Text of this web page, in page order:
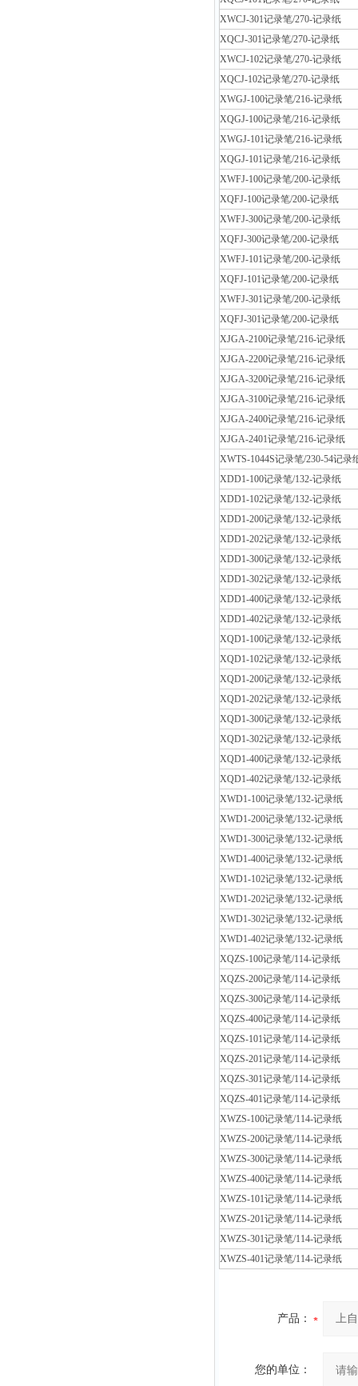
XWCJ-301记录笔/270-记录纸
XQCJ-301记录笔/270-记录纸
XWCJ-102记录笔/270-记录纸
XQCJ-102记录笔/270-记录纸
XWGJ-100记录笔/216-记录纸
XQGJ-100记录笔/216-记录纸
XWGJ-101记录笔/216-记录纸
XQGJ-101记录笔/216-记录纸
XWFJ-100记录笔/200-记录纸
XQFJ-100记录笔/200-记录纸
XWFJ-300记录笔/200-记录纸
XQFJ-300记录笔/200-记录纸
XWFJ-101记录笔/200-记录纸
XQFJ-101记录笔/200-记录纸
XWFJ-301记录笔/200-记录纸
XQFJ-301记录笔/200-记录纸
XJGA-2100记录笔/216-记录纸
XJGA-2200记录笔/216-记录纸
XJGA-3200记录笔/216-记录纸
XJGA-3100记录笔/216-记录纸
XJGA-2400记录笔/216-记录纸
XJGA-2401记录笔/216-记录纸
XWTS-1044S记录笔/230-54记录
XDD1-100记录笔/132-记录纸
XDD1-102记录笔/132-记录纸
XDD1-200记录笔/132-记录纸
XDD1-202记录笔/132-记录纸
XDD1-300记录笔/132-记录纸
XDD1-302记录笔/132-记录纸
XDD1-400记录笔/132-记录纸
XDD1-402记录笔/132-记录纸
XQD1-100记录笔/132-记录纸
XQD1-102记录笔/132-记录纸
XQD1-200记录笔/132-记录纸
XQD1-202记录笔/132-记录纸
XQD1-300记录笔/132-记录纸
XQD1-302记录笔/132-记录纸
XQD1-400记录笔/132-记录纸
XQD1-402记录笔/132-记录纸
XWD1-100记录笔/132-记录纸
XWD1-200记录笔/132-记录纸
XWD1-300记录笔/132-记录纸
XWD1-400记录笔/132-记录纸
XWD1-102记录笔/132-记录纸
XWD1-202记录笔/132-记录纸
XWD1-302记录笔/132-记录纸
XWD1-402记录笔/132-记录纸
XQZS-100记录笔/114-记录纸
XQZS-200记录笔/114-记录纸
XQZS-300记录笔/114-记录纸
XQZS-400记录笔/114-记录纸
XQZS-101记录笔/114-记录纸
XQZS-201记录笔/114-记录纸
XQZS-301记录笔/114-记录纸
XQZS-401记录笔/114-记录纸
XWZS-100记录笔/114-记录纸
XWZS-200记录笔/114-记录纸
XWZS-300记录笔/114-记录纸
XWZS-400记录笔/114-记录纸
XWZS-101记录笔/114-记录纸
XWZS-201记录笔/114-记录纸
XWZS-301记录笔/114-记录纸
XWZS-401记录笔/114-记录纸
产品：
您的单位：